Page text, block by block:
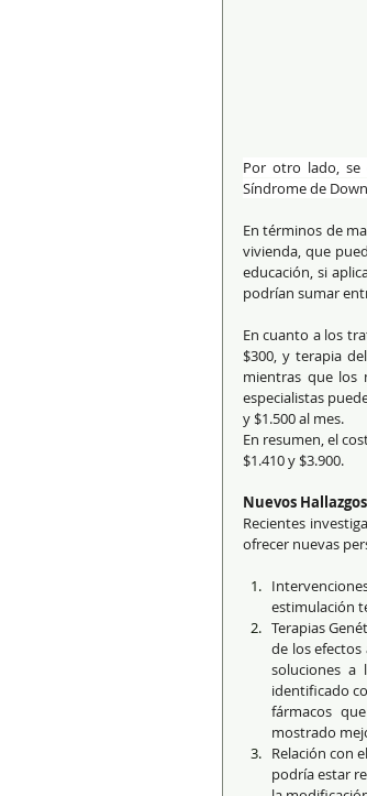
Por otro lado, se
Síndrome de
En términos de
vivienda, que
educación, si
podrían sumar
En cuanto a los
$300, y terapia
mientras que los
especialistas
y $1.500 al mes.
En resumen, el
$1.410 y $3.900.
Nuevos
Recientes
ofrecer nuevas
estimulación
Terapias
de los efectos
soluciones a
identificado
fármacos
mostrado
Relación con
podría estar